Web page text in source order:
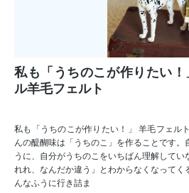
私も「うちのこが作りたい
ル羊毛フェルト
私も「うちのこが作りたい！」 羊毛フェル
んの醍醐味は「うちのこ」を作ることです。
うに、自分がうちのこをいちばん理解して
れれ、なんだか違う」とわからなくなってく
んなふうに行き詰ま